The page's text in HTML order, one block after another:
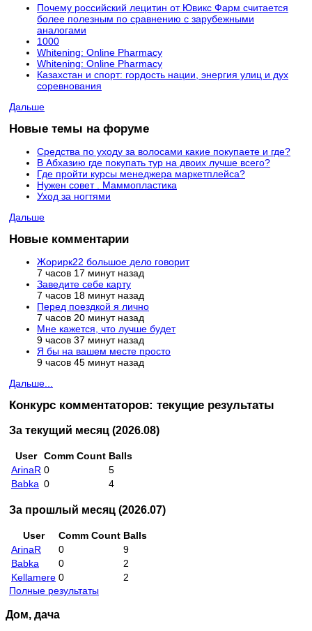
Почему российский лецитин от Ювикс Фарм считается
более полезным по сравнению с зарубежными
аналогами
1000
Whitening: Online Pharmacy
Whitening: Online Pharmacy
Казахстан и спорт: гордость нации, энергия улиц и дух
соревнования
Дальше
Новые темы на форуме
Средства по уходу за волосами какие покупаете и где?
В Абхазию где покупать тур на двоих лучше всего?
Где пройти курсы менеджера маркетплейса?
Нужен совет . Маммопластика
Уход за ногтями
Дальше
Новые комментарии
Жорирк22 большое дело говорит
7 часов 17 минут назад
Заведите себе карту
7 часов 18 минут назад
Перед поездкой я лично
7 часов 20 минут назад
Мне кажется, что лучше будет
9 часов 37 минут назад
Я бы на вашем месте просто
9 часов 45 минут назад
Дальше...
Конкурс комментаторов: текущие результаты
За текущий месяц (2026.08)
User Comm Count Balls
ArinaR 0
5
Babka 0 4
За прошлый месяц (2026.07)
User Comm Count Balls
ArinaR
0
9
Babka
0
2
Kellamere 0
2
Полные результаты
Дом, дача